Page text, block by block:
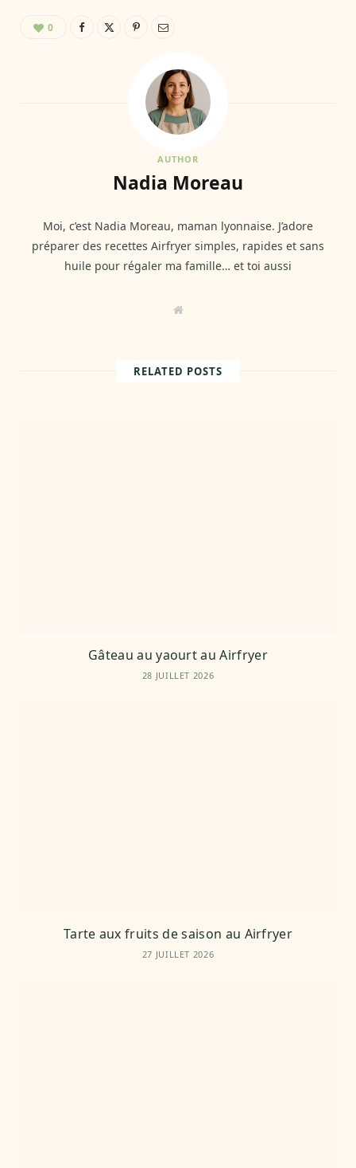
0
AUTHOR
Nadia Moreau
Moi, c’est Nadia Moreau, maman lyonnaise. J’adore
préparer des recettes Airfryer simples, rapides et sans
huile pour régaler ma famille… et toi aussi
W
RELATED POSTS
Gâteau au yaourt au Airfryer
28 JUILLET 2026
Tarte aux fruits de saison au Airfryer
27 JUILLET 2026